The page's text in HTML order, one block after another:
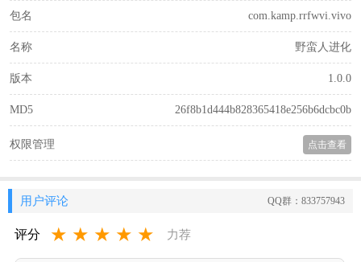
包名 com.kamp.rrfwvi.vivo
名称 野蛮人进化
版本 1.0.0
MD5 26f8b1d444b828365418e256b6dcbc0b
权限管理 点击查看
用户评论 QQ群：833757943
评分 ★ ★ ★ ★ ★ 力荐